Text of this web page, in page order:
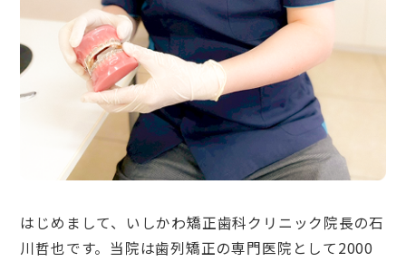
はじめまして、いしかわ矯正歯科クリニック院長の石
川哲也です。当院は歯列矯正の専門医院として2000